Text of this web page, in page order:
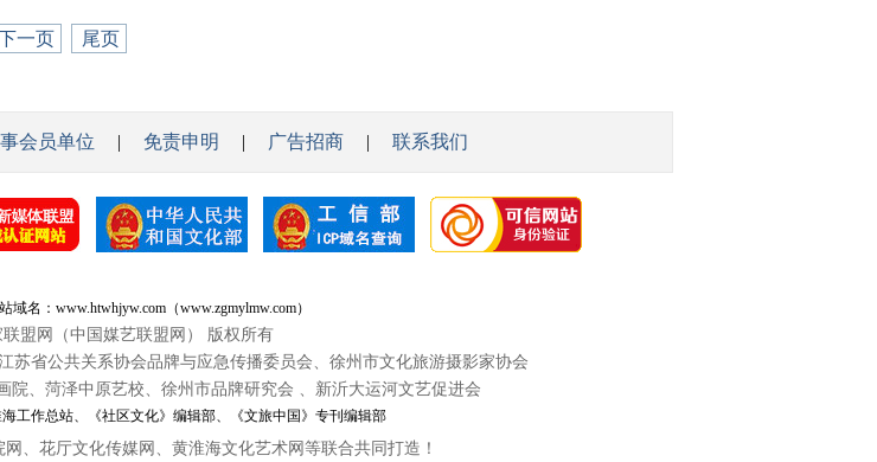
一页 尾页
会员单位 | 免责申明 | 广告招商 | 联系我们
域名：www.htwhjyw.com（www.zgmylmw.com）
盟网（中国媒艺联盟网） 版权所有
苏省公共关系协会品牌与应急传播委员会、徐州市文化旅游摄影家协会
院、菏泽中原艺校、徐州市品牌研究会 、新沂大运河文艺促进会
工作总站、《社区文化》编辑部、《文旅中国》专刊编辑部
、花厅文化传媒网、黄淮海文化艺术网等联合共同打造！